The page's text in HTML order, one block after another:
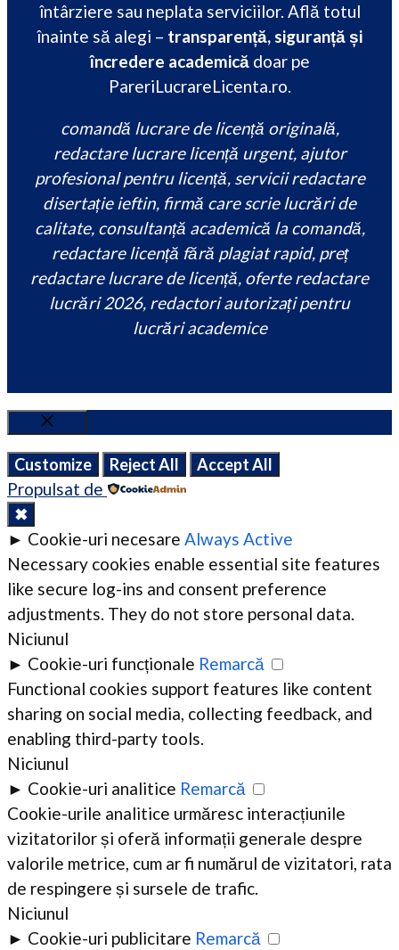
întârziere sau neplata serviciilor. Află totul
înainte să alegi – transparență, siguranță și
încredere academicădoar pe
PareriLucrareLicenta.ro.
comandă lucrare de licență originală,
redactare lucrare licență urgent, ajutor
profesional pentru licență, servicii redactare
disertație ieftin, firmă care scrie lucrări de
calitate, consultanță academică la comandă,
redactare licență fără plagiat rapid, preț
redactare lucrare de licență, oferte redactare
lucrări 2026, redactori autorizați pentru
lucrări academice
Close
Customize
Reject All Accept All
Propulsat de
✖
► Cookie-uri necesare Always Active
Necessary cookies enable essential site features
like secure log-ins and consent preference
adjustments. They do not store personal data.
Niciunul
► Cookie-uri funcționale Remarcă
Functional cookies support features like content
sharing on social media, collecting feedback, and
enabling third-party tools.
Niciunul
► Cookie-uri analitice Remarcă
Cookie-urile analitice urmăresc interacțiunile
vizitatorilor și oferă informații generale despre
valorile metrice, cum ar fi numărul de vizitatori, rata
de respingere și sursele de trafic.
Niciunul
► Cookie-uri publicitare Remarcă